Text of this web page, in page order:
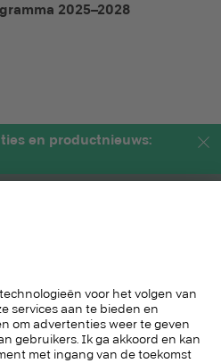
2025–2028
en productnieuws:
SERVICE
CONTACT